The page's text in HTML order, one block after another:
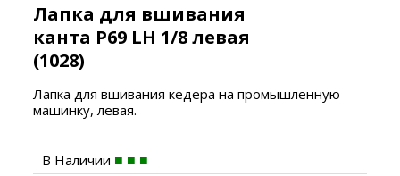
Лапка для вшивания
канта P69 LH 1/8 левая
(1028)
Лапка для вшивания кедера на промышленную
машинку, левая.
В Наличии